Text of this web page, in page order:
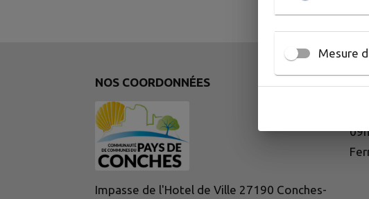
NOS COORDONNÉES
Impasse de l'Hotel de Ville 27190 Conches-
Mesure